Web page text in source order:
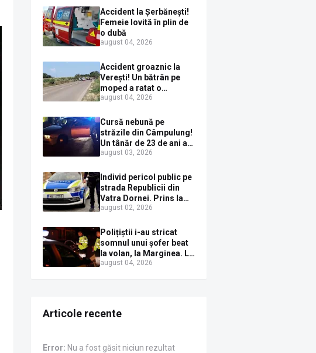
combustibil
Accident la Șerbănești!
Femeie lovită în plin de
o dubă
august 04, 2026
Accident groaznic la
Verești! Un bătrân pe
moped a ratat o
depășire și a ajuns sub
august 04, 2026
Cursă nebună pe
străzile din Câmpulung!
Un tânăr de 23 de ani a
fugit de poliție cu un
un gard de pe strada
Sirenei
august 03, 2026
Individ pericol public pe
strada Republicii din
Vatra Dornei. Prins la
volan cu mașina
plină zi
august 02, 2026
Polițiștii i-au stricat
somnul unui șofer beat
la volan, la Marginea. L-
au trezit instant cu un
august 04, 2026
Articole recente
Error: Nu a fost găsit niciun rezultat